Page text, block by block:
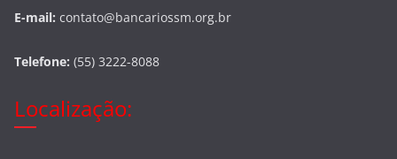
E-mail: contato@bancariossm.org.br
Telefone: (55) 3222-8088
Localização: